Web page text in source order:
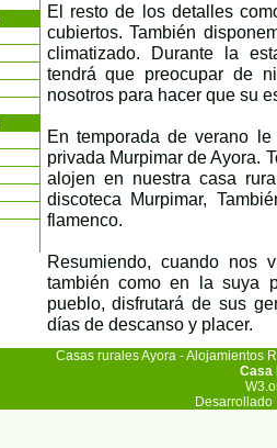
El resto de los detalles
cubiertos. También
climatizado. Durante la
tendrá que preocupar de
nosotros para hacer que su
En temporada de verano
privada Murpimar de Ayora.
alojen en nuestra casa
discoteca Murpimar,
flamenco.
Resumiendo, cuando nos
también como en la suya
pueblo, disfrutará de sus
días de descanso y placer.
Casas rurales Ayora -Alojamientos
Casa
Desarrollado